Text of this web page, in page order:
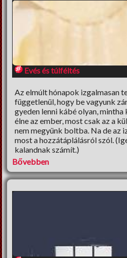
Evés és túlféltés
Az elmúlt hónapok izgalmasan
függetlenül, hogy be vagyunk
gyeden lenni kábé olyan, mintha
élne az ember, most csak az a
nem megyünk boltba. Na de az
most a hozzátáplálásról szól.
kalandnak számít.)
Bővebben